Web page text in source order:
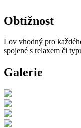
Obtížnost
Lov vhodný pro
spojené s relaxem či
Galerie